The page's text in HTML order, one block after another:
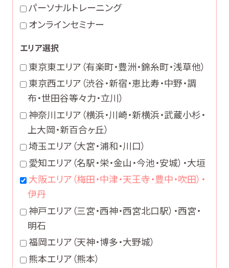
パーソナルトレーニング
オンラインセミナー
エリア選択
東京東エリア（有楽町・豊洲・錦糸町・浅草他）
東京西エリア（渋谷・新宿・恵比寿・中野・調
布・世田谷等々力・立川）
神奈川エリア（横浜・川崎・新横浜・武蔵小杉・
上大岡・新百合ヶ丘）
埼玉エリア（大宮・浦和・川口）
愛知エリア（名駅・栄・金山・今池・安城）・大垣
大阪エリア （梅田・中津・天王寺・豊中・吹田）・
伊丹
神戸エリア（三宮・西神・西宮北口駅）・西宮・
明石
福岡エリア（天神・博多・大野城）
熊本エリア（熊本）